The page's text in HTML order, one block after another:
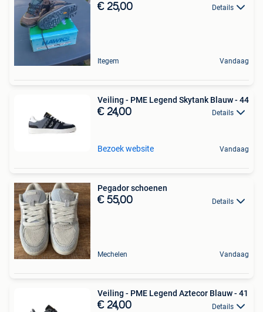
€ 25,00 Details
Itegem Vandaag
Veiling - PME Legend Skytank Blauw - 44
€ 24,00 Details
Bezoek website Vandaag
Pegador schoenen
€ 55,00 Details
Mechelen Vandaag
Veiling - PME Legend Aztecor Blauw - 41
€ 24,00 Details